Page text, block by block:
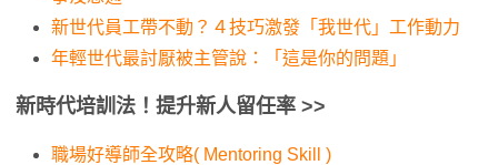
新世代員工帶不動？４技巧激發「我世代」工作動力
年輕世代最討厭被主管說：「這是你的問題」
新時代培訓法！提升新人留任率 >>
職場好導師全攻略( Mentoring Skill )